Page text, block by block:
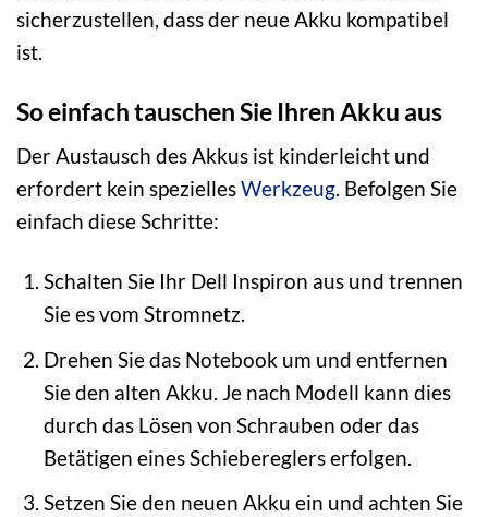
sicherzustellen, dass der neue Akku kompatibel
ist.
So einfach tauschen Sie Ihren Akku aus
Der Austausch des Akkus ist kinderleicht und
erfordert kein speziellesWerkzeug. Befolgen Sie
einfach diese Schritte:
Schalten Sie Ihr Dell Inspiron aus und trennen
Sie es vom Stromnetz.
Drehen Sie das Notebook um und entfernen
Sie den alten Akku. Je nach Modell kann dies
durch das Lösen von Schrauben oder das
Betätigen eines Schiebereglers erfolgen.
Setzen Sie den neuen Akku ein und achten Sie